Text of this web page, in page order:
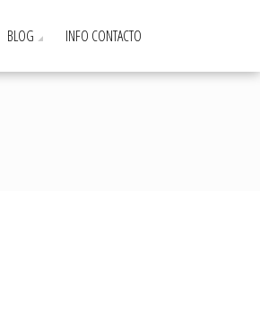
BLOG INFO CONTACTO